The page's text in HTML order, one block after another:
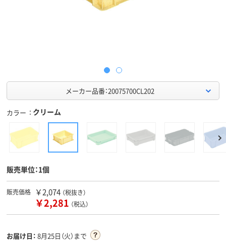
メーカー品番：20075700CL202
カラー クリーム
販売単位：1個
販売価格 ￥2,074 （税抜き）
￥2,281 （税込）
お届け日： 8月25日（火）まで